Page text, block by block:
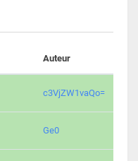
Auteur
c3VjZW1vaQo=
Ge0